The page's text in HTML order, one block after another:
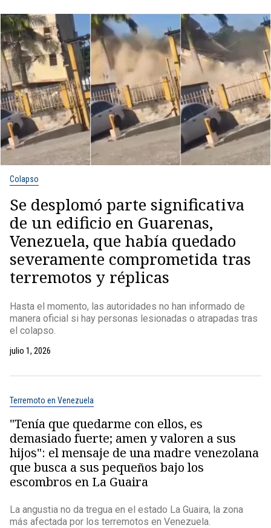
Colapso
Se desplomó parte significativa
de un edificio en Guarenas,
Venezuela, que había quedado
severamente comprometida tras
terremotos y réplicas
Hasta el momento, las autoridades no han informado de
manera oficial si hay personas lesionadas o atrapadas tras
el colapso.
julio 1, 2026
Terremoto en Venezuela
"Tenía que quedarme con ellos, es
demasiado fuerte; amen y valoren a sus
hijos": el mensaje de una madre venezolana
que busca a sus pequeños bajo los
escombros en La Guaira
La angustia no da tregua en el estado La Guaira, la zona
más afectada por los terremotos en Venezuela.